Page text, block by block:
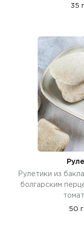
35
Рулетики из
болгарским
50 г.